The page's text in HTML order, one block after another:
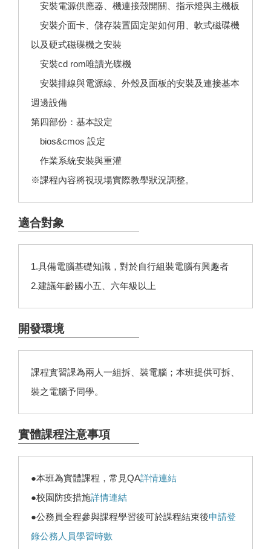
安裝電源供應器、機連接殼開關、指示燈與主機板
安裝介面卡、儲存裝置固定架如何用、軟式磁碟機
以及硬式磁碟機之安裝
安裝cd rom唯讀光碟機
安裝排線與電源線、外殼及面板的安裝及連接基本
週邊設備
第四部份：基本設定
bios&cmos 設定
作業系統安裝與重灌
※課程內容將視現場實際教學狀況調整。
適合對象
1.具備電腦基礎知識，對於自行組裝電腦有興趣者
2.建議年齡國小五、六年級以上
開發環境
課程實習課為兩人一組拆、裝電腦；本班提供可拆、
裝之電腦予同學。
實體課程注意事項
●本班為實體課程，常見QA詳情連結
●校園防疫措施詳情連結
●公務員全程參與課程學習後可於課程結束後申請登
錄公務人員學習時數